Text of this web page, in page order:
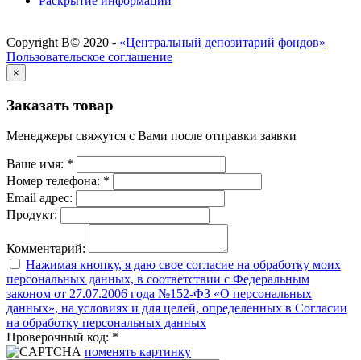
Copyright В© 2020 - «Центральный депозитарий фондов»
Пользовательское соглашение
×
Заказать товар
Менеджеры свяжутся с Вами после отправки заявки
Ваше имя: *
Номер телефона: *
Email адрес:
Продукт:
Комментарий:
Нажимая кнопку, я даю свое согласие на обработку моих
персональных данных, в соответствии с Федеральным
законом от 27.07.2006 года №152-ФЗ «О персональных
данных», на условиях и для целей, определенных в Согласии
на обработку персональных данных
Проверочный код: *
поменять картинку